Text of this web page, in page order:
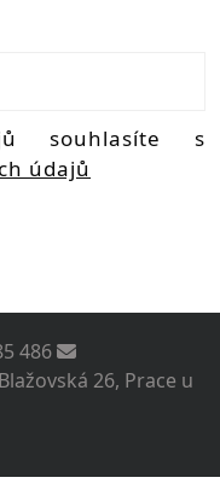
souhlasíte s
údajů
486
Blažovská 26, Prace u